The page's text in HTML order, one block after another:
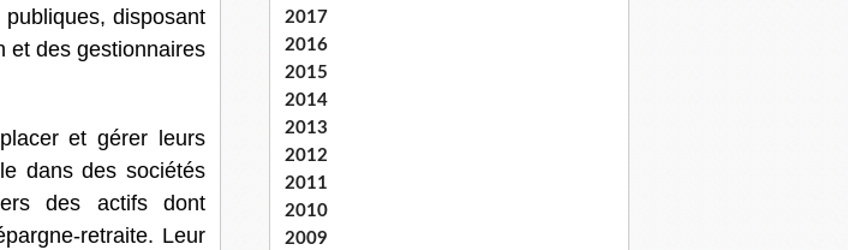
disposant
et des gestionnaires
et gérer leurs
dans des sociétés
des actifs dont
retraite. Leur
2017
2016
2015
2014
2013
2012
2011
2010
2009